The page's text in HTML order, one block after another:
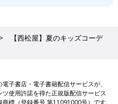
【西松屋】夏のキッズコーデ
子書店・電子書籍配信サービスが、
使用許諾を得た正規版配信サービス